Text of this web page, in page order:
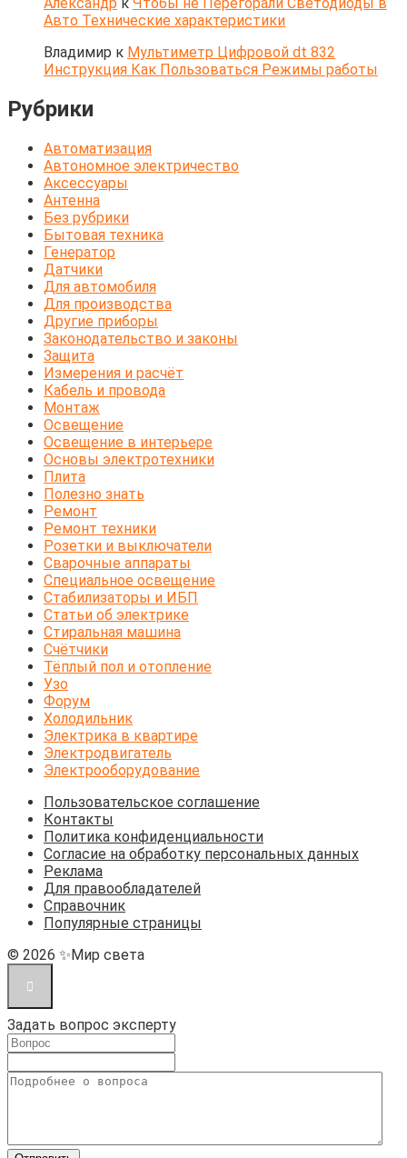
Авто Технические характеристики
Владимир к Мультиметр Цифровой dt 832
Инструкция Как Пользоваться Режимы работы
Рубрики
Автоматизация
Автономное электричество
Аксессуары
Антенна
Без рубрики
Бытовая техника
Генератор
Датчики
Для автомобиля
Для производства
Другие приборы
Законодательство и законы
Защита
Измерения и расчёт
Кабель и провода
Монтаж
Освещение
Освещение в интерьере
Основы электротехники
Плита
Полезно знать
Ремонт
Ремонт техники
Розетки и выключатели
Сварочные аппараты
Специальное освещение
Стабилизаторы и ИБП
Статьи об электрике
Стиральная машина
Счётчики
Тёплый пол и отопление
Узо
Форум
Холодильник
Электрика в квартире
Электродвигатель
Электрооборудование
Пользовательское соглашение
Контакты
Политика конфиденциальности
Согласие на обработку персональных данных
Реклама
Для правообладателей
Справочник
Популярные страницы
© 2026 ✨Мир света
Задать вопрос эксперту